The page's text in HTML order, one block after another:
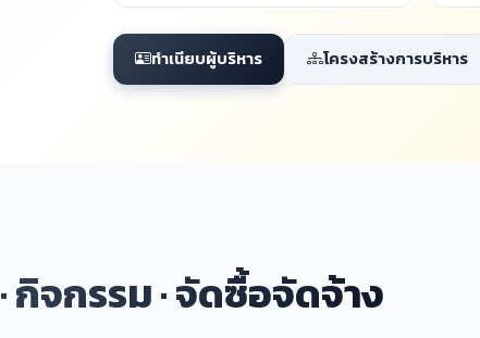
ทำเนียบผู้บริหาร โครงสร้างการบริหาร
· กิจกรรม · จัดซื้อจัดจ้าง